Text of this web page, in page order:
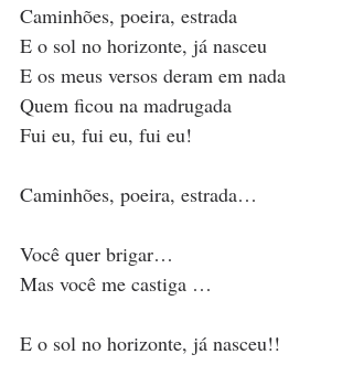
Caminhões, poeira, estrada
E o sol no horizonte, já nasceu
E os meus versos deram em nada
Quem ficou na madrugada
Fui eu, fui eu, fui eu!
Caminhões, poeira, estrada…
Você quer brigar…
Mas você me castiga …
E o sol no horizonte, já nasceu!!